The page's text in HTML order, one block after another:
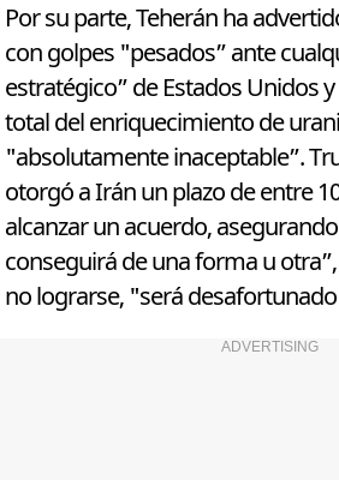
Por su parte, Teherán ha
con golpes "pesados” ante
estratégico” de Estados Unidos
total del enriquecimiento de
"absolutamente inaceptable”.
otorgó a Irán un plazo de entre
alcanzar un acuerdo,
conseguirá de una forma u
no lograrse, "será
ADVERTISING